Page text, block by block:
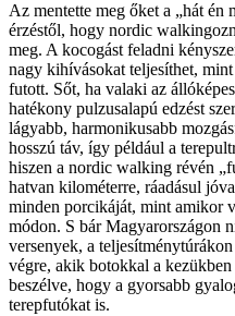
Az mentette meg őket a „hát én
érzéstől, hogy nordic
meg. A kocogást feladni
nagy kihívásokat teljesíthet,
futott. Sőt, ha valaki az
hatékony pulzusalapú edzést
lágyabb, harmonikusabb
hosszú táv, így például a
hiszen a nordic walking révén
hatvan kilométerre, ráadásul
minden porcikáját, mint amikor
módon. S bár Magyarországon
versenyek, a
végre, akik botokkal a
beszélve, hogy a gyorsabb
terepfutókat is.